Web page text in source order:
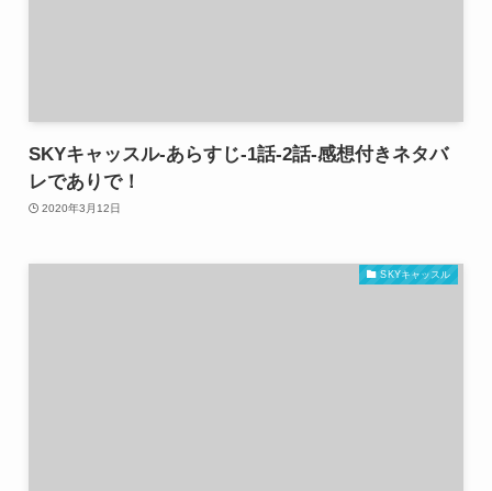
SKYキャッスル-あらすじ-1話-2話-感想付きネタバ
レでありで！
2020年3月12日
SKYキャッスル